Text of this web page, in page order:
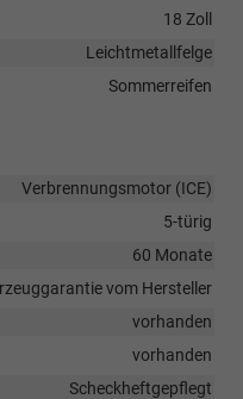
18 Zoll
Leichtmetallfelge
Sommerreifen
Verbrennungsmotor (ICE)
5-türig
60 Monate
vom Hersteller
vorhanden
vorhanden
Scheckheftgepflegt